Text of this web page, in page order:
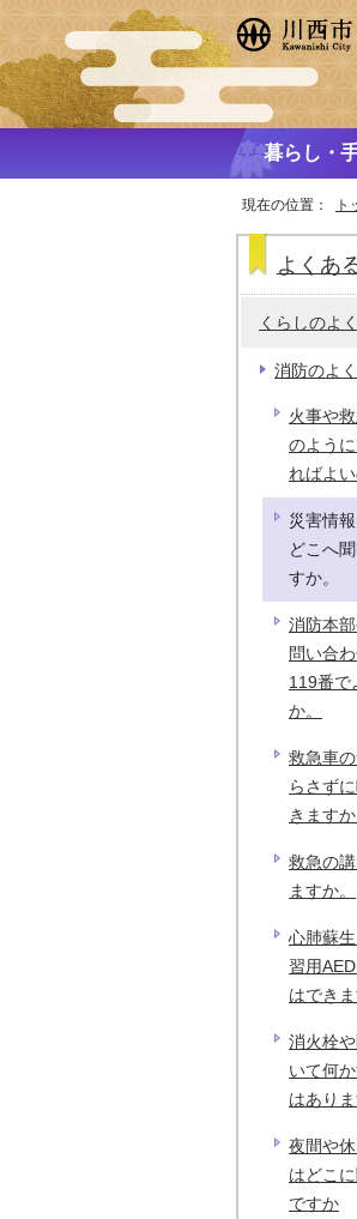
暮らし・
現在の位置： ト
よくあ
くらしのよ
消防のよ
火事や
のよう
ればよい
災害情報
どこへ
すか。
消防本
問い合
119番で
か。
救急車
らさず
きますか
救急の
ますか。
心肺蘇
習用
はできま
消火栓
いて何
はあり
夜間や
はどこ
ですか